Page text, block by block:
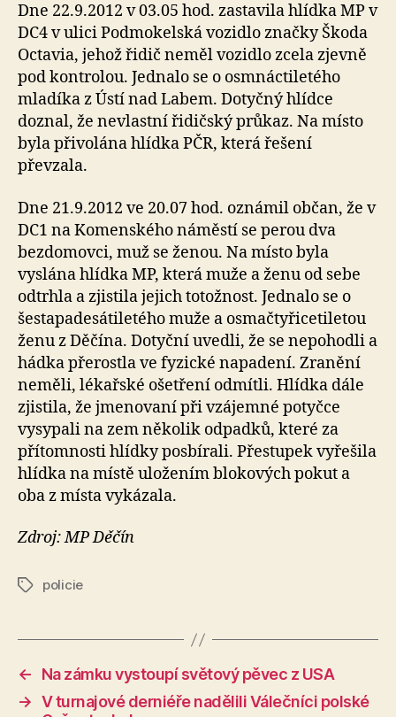
Dne 22.9.2012 v 03.05 hod. zastavila hlídka MP v
DC4 v ulici Podmokelská vozidlo značky Škoda
Octavia, jehož řidič neměl vozidlo zcela zjevně
pod kontrolou. Jednalo se o osmnáctiletého
mladíka z Ústí nad Labem. Dotyčný hlídce
doznal, že nevlastní řidičský průkaz. Na místo
byla přivolána hlídka PČR, která řešení
převzala.
Dne 21.9.2012 ve 20.07 hod. oznámil občan, že v
DC1 na Komenského náměstí se perou dva
bezdomovci, muž se ženou. Na místo byla
vyslána hlídka MP, která muže a ženu od sebe
odtrhla a zjistila jejich totožnost. Jednalo se o
šestapadesátiletého muže a osmačtyřicetiletou
ženu z Děčína. Dotyční uvedli, že se nepohodli a
hádka přerostla ve fyzické napadení. Zranění
neměli, lékařské ošetření odmítli. Hlídka dále
zjistila, že jmenovaní při vzájemné potyčce
vysypali na zem několik odpadků, které za
přítomnosti hlídky posbírali. Přestupek vyřešila
hlídka na místě uložením blokových pokut a
oba z místa vykázala.
Zdroj: MP Děčín
Štítkypolicie
←
Na zámku vystoupí světový pěvec z USA
→ V turnajové derniéře nadělili Válečníci polské